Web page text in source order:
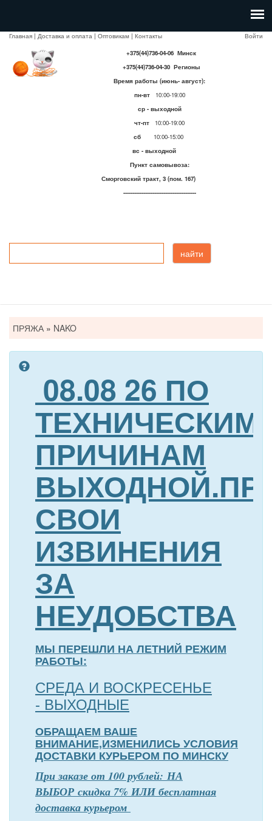
Главная | Доставка и оплата | Оптовикам | Контакты
Войти
+375(44)736-04-06 Минск
+375(44)736-04-30 Регионы
Время работы (июнь- август):
пн-вт
10:00-19:00
ср - выходной
чт-пт 10:00-19:00
сб
10:00-15:00
вс - выходной
Пункт самовывоза:
Сморговский тракт, 3 (пом. 167)
----------------------------------------
найти
здесь
ПРЯЖА » NAKO
08.08 26 ПО
ТЕХНИЧЕСКИМ
ПРИЧИНАМ
СВОИ
ИЗВИНЕНИЯ
ЗА
НЕУДОБСТВА
МЫ ПЕРЕШЛИ НА ЛЕТНИЙ РЕЖИМ
РАБОТЫ:
СРЕДА И ВОСКРЕСЕНЬЕ
- ВЫХОДНЫЕ
ОБРАЩАЕМ ВАШЕ
ВНИМАНИЕ,ИЗМЕНИЛИСЬ УСЛОВИЯ
ДОСТАВКИ КУРЬЕРОМ ПО МИНСКУ
При заказе от 100 рублей: НА
ВЫБОР скидка 7% ИЛИ бесплатная
доставка курьером